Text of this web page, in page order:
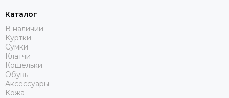
Каталог
В наличии
Куртки
Сумки
Клатчи
Кошельки
Обувь
Аксессуары
Кожа